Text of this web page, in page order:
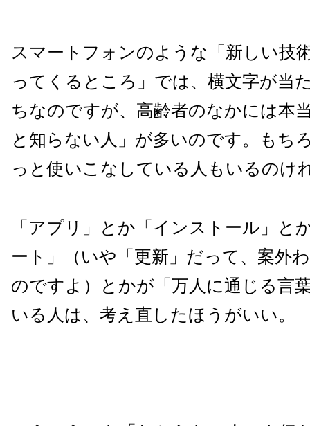
スマートフォンのような「新しい技
ってくるところ」では、横文字が当
ちなのですが、高齢者のなかには本
と知らない人」が多いのです。もち
っと使いこなしている人もいるのけ
「アプリ」とか「インストール」と
ート」（いや「更新」だって、案外
のですよ）とかが「万人に通じる言
いる人は、考え直したほうがいい。